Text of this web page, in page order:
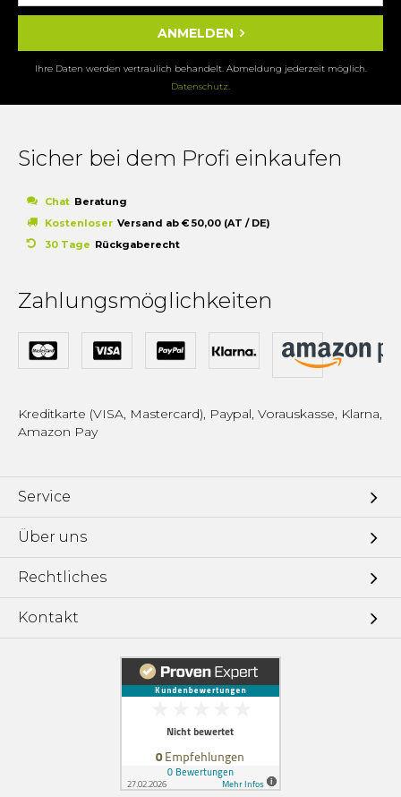
ANMELDEN
Ihre Daten werden vertraulich behandelt. Abmeldung jederzeit möglich.
Datenschutz
Sicher bei dem Profi einkaufen
Chat Beratung
Kostenloser Versand ab € 50,00 (AT / DE)
30 Tage Rückgaberecht
Zahlungsmöglichkeiten
Kreditkarte (VISA, Mastercard), Paypal, Vorauskasse, Klarna,
Amazon Pay
Service
Über uns
Rechtliches
Kontakt